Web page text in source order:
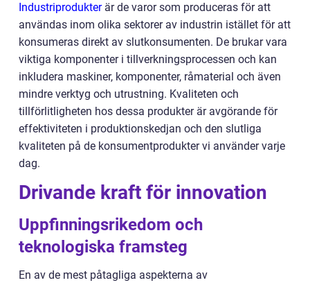
Industriprodukterär de varor som produceras för att
användas inom olika sektorer av industrin istället för att
konsumeras direkt av slutkonsumenten. De brukar vara
viktiga komponenter i tillverkningsprocessen och kan
inkludera maskiner, komponenter, råmaterial och även
mindre verktyg och utrustning. Kvaliteten och
tillförlitligheten hos dessa produkter är avgörande för
effektiviteten i produktionskedjan och den slutliga
kvaliteten på de konsumentprodukter vi använder varje
dag.
Drivande kraft för innovation
Uppfinningsrikedom och
teknologiska framsteg
En av de mest påtagliga aspekterna av